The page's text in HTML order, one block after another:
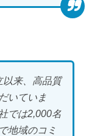
来、高品質
いていま
では2,000名
地域のコミ